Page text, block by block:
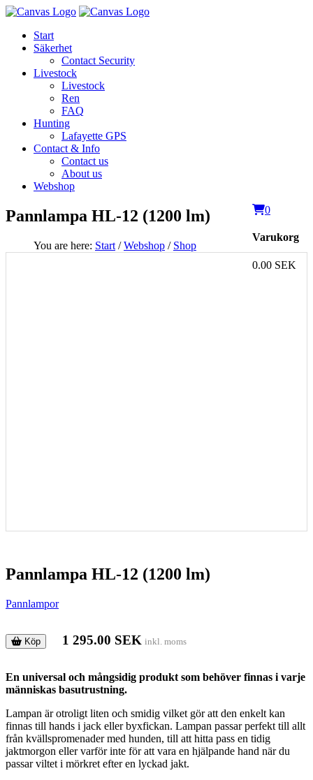
Start
Säkerhet
Contact Security
Livestock
Livestock
Ren
FAQ
Hunting
Lafayette GPS
Contact & Info
Contact us
About us
Webshop
0
Varukorg
0.00 SEK
Pannlampa HL-12 (1200 lm)
You are here: Start /Webshop / Shop
Pannlampa HL-12 (1200 lm)
Pannlampor
Köp 1 295.00 SEK inkl. moms
En universal och mångsidig produkt som behöver finnas i varje
människas basutrustning.
Lampan är otroligt liten och smidig vilket gör att den enkelt kan
finnas till hands i jack eller byxfickan. Lampan passar perfekt till allt
från kvällspromenader med hunden, till att hitta pass en tidig
jaktmorgon eller varför inte för att vara en hjälpande hand när du
passar viltet i mörkret efter en lyckad jakt.